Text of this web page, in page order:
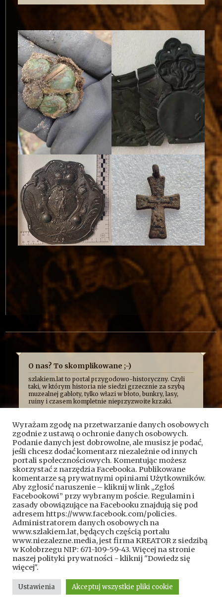
O nas? To skomplikowane ;-)
szlakiem.lat to portal przygodowo-historyczny. Czyli
taki, w którym historia nie siedzi grzecznie za szybą
muzealnej gabloty, tylko włazi w błoto, bunkry, lasy,
ruiny i czasem kompletnie nieprzyzwoite krzaki.
człowiek ma przy tym frajdę. Formalnie jesteśmy
kroniką przygód, wypraw i historycznych absurdów, z
jakimi mierzy się Fundacja Skryptorium, ale opisujemy
też przygody naszych przyjaciół. Bywa więc, że taplamy
się w bagnach, kopiemy z archeologami, przeciskamy
przez bunkry i tunele, błądzimy po ruinach albo
próbujemy ustalić, kto wpadł na pomysł zbudowania
czegoś dokładnie pośrodku mokradeł.
A wszystko po to, żeby pokazać, że historia nie jest
nudnym rozdziałem z podręcznika. To przygoda.
Czasem brudna, czasem szalona, czasem całkiem
wzruszająca, a czasem poważna.
Kontakt do nas: kontakt@szlakiem.lat
Znajdziesz nas także: Facebook YouTube
Wyrażam zgodę na przetwarzanie danych osobowych
zgodnie z ustawą o ochronie danych osobowych.
Podanie danych jest dobrowolne, ale musisz je podać,
jeśli chcesz dodać komentarz niezależnie od innych
portali społecznościowych. Komentując możesz
skorzystać z narzędzia Facebooka. Publikowane
komentarze są prywatnymi opiniami Użytkowników.
Aby zgłosić naruszenie – kliknij w link „Zgłoś
Facebookowi” przy wybranym poście. Regulamin i
zasady obowiązujące na Facebooku znajdują się pod
adresem https://www.facebook.com/policies.
Administratorem danych osobowych na
www.szlakiem.lat, będących częścią portalu
www.niezalezne.media, jest firma KREATOR z siedzibą
w Kołobrzegu NIP: 671-109-59-43. Więcej na stronie
naszej polityki prywatności - kliknij "Dowiedz się
więcej".
Ustawienia Akceptuj wszystkie pliki cookie